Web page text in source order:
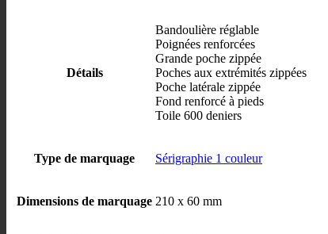
Détails
Bandoulière réglable
Poignées renforcées
Grande poche zippée
Poches aux extrémités zippées
Poche latérale zippée
Fond renforcé à pieds
Toile 600 deniers
Type de marquage Sérigraphie 1 couleur
Dimensions de marquage 210 x 60 mm